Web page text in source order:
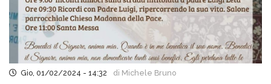
Gio, 01/02/2024 - 14:32 di Michele Bruno